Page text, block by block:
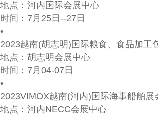
地点：河内国际会展中心
时间：7月25日--27日
•
2023越南(胡志明)国际粮食、食品加工
地点：胡志明会展中心
时间：7月04-07日
•
2023VIMOX越南(河内)国际海事船舶展
地点：河内NECC会展中心